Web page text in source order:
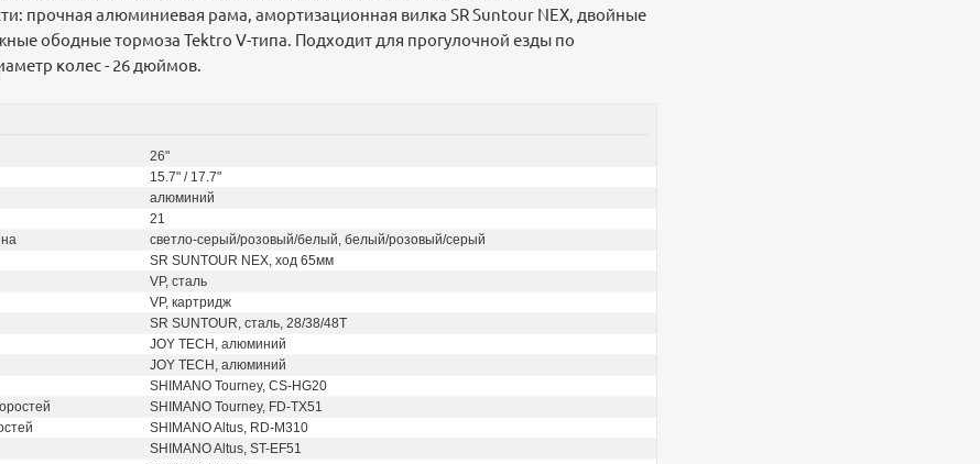
прочная алюминиевая рама, амортизационная вилка SR Suntour NEX, двойные
ободные тормоза Tektro V-типа. Подходит для прогулочной езды по
колес - 26 дюймов.
26"
15.7" / 17.7"
алюминий
21
светло-серый/розовый/белый, белый/розовый/серый
SR SUNTOUR NEX, ход 65мм
VP, сталь
VP, картридж
SR SUNTOUR, сталь, 28/38/48T
JOY TECH, алюминий
JOY TECH, алюминий
SHIMANO Tourney, CS-HG20
SHIMANO Tourney, FD-TX51
SHIMANO Altus, RD-M310
SHIMANO Altus, ST-EF51